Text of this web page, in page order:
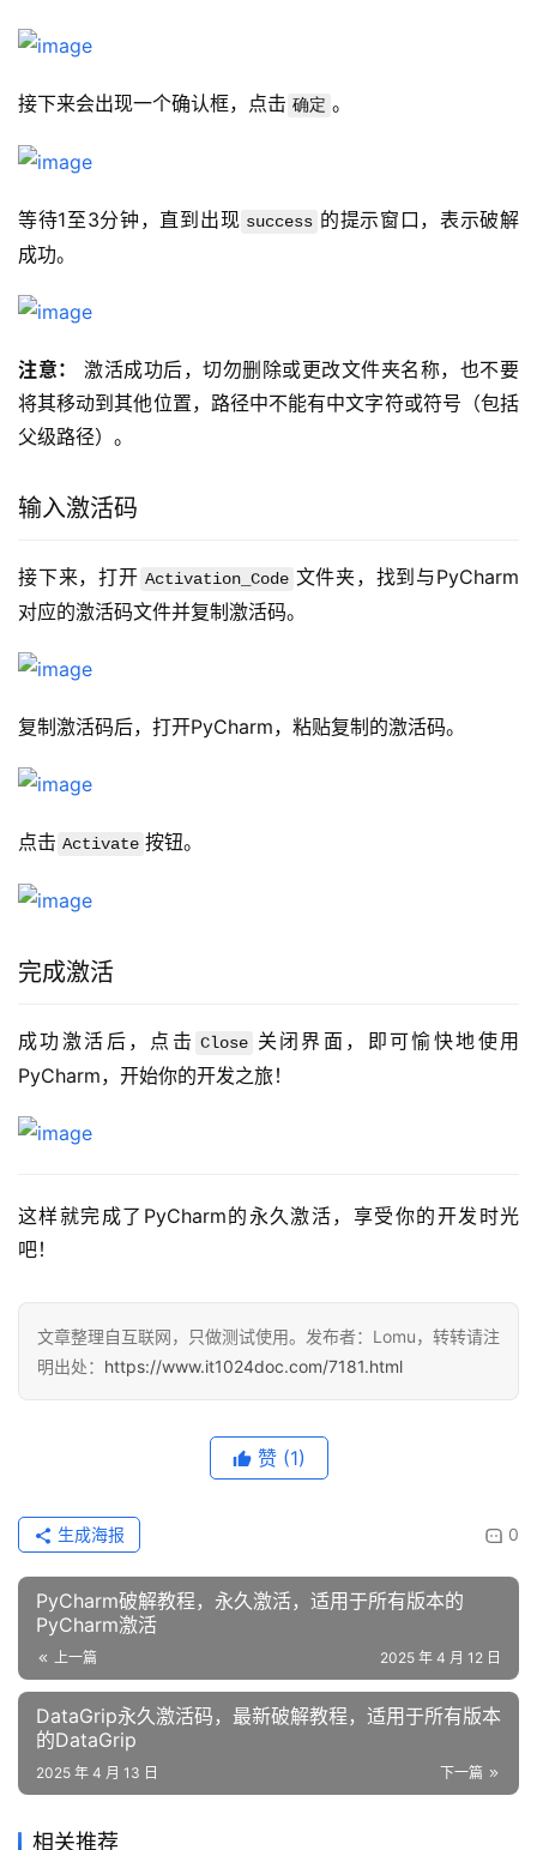
接下来会出现一个确认框，点击 确定 。
等待1至3分钟，直到出现 success 的提示窗口，表示破解
成功。
注意：
激活成功后，切勿删除或更改文件夹名称，也不要
将其移动到其他位置，路径中不能有中文字符或符号（包括
父级路径）。
输入激活码
接下来，打开 Activation_Code 文件夹，找到与PyCharm
对应的激活码文件并复制激活码。
复制激活码后，打开PyCharm，粘贴复制的激活码。
点击 Activate 按钮。
完成激活
成功激活后，点击 Close 关闭界面，即可愉快地使用
PyCharm，开始你的开发之旅！
这样就完成了PyCharm的永久激活，享受你的开发时光
吧！
文章整理自互联网，只做测试使用。发布者：Lomu，转转请注
明出处： https://www.it1024doc.com/7181.html
赞 (1)
0
生成海报
PyCharm破解教程，永久激活，适用于所有版本的
PyCharm激活
上一篇 2025 年 4 月 12 日
DataGrip永久激活码，最新破解教程，适用于所有版本
的DataGrip
下一篇
2025 年 4 月 13 日
相关推荐